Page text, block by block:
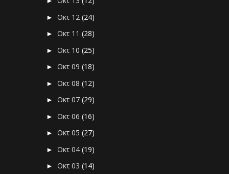
►Οκτ 12(24)
►Οκτ 11(28)
►Οκτ 10(25)
►Οκτ 09(18)
►Οκτ 08(12)
►Οκτ 07(29)
►Οκτ 06(16)
►Οκτ 05(27)
►Οκτ 04(19)
►Οκτ 03(14)